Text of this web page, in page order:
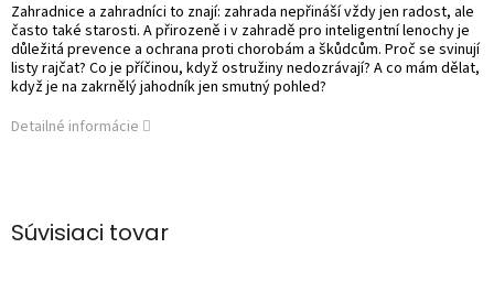
Zahradnice a zahradníci to znají: zahrada nepřináší vždy jen radost, ale
často také starosti. A přirozeně i v zahradě pro inteligentní lenochy je
důležitá prevence a ochrana proti chorobám a škůdcům. Proč se svinují
listy rajčat? Co je příčinou, když ostružiny nedozrávají? A co mám dělat,
když je na zakrnělý jahodník jen smutný pohled?
Detailné informácie
Súvisiaci tovar